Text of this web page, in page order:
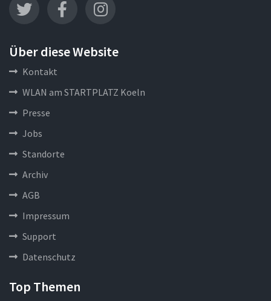
Über diese Website
Kontakt
WLAN am STARTPLATZ Koeln
Presse
Jobs
Standorte
Archiv
AGB
Impressum
Support
Datenschutz
Top Themen